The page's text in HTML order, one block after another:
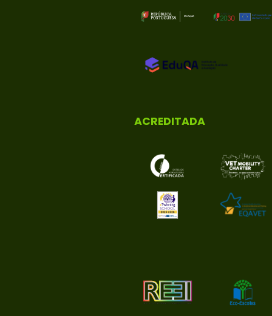
ACREDITADA